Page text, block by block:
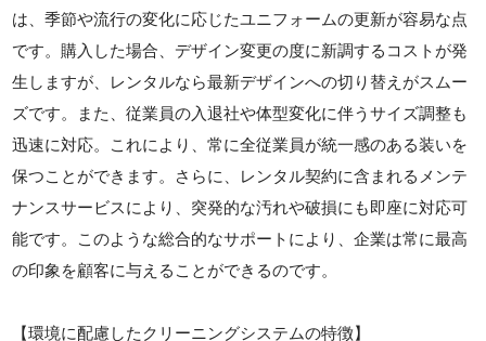
は、季節や流行の変化に応じたユニフォームの更新が容易な点
です。購入した場合、デザイン変更の度に新調するコストが発
生しますが、レンタルなら最新デザインへの切り替えがスムー
ズです。また、従業員の入退社や体型変化に伴うサイズ調整も
迅速に対応。これにより、常に全従業員が統一感のある装いを
保つことができます。さらに、レンタル契約に含まれるメンテ
ナンスサービスにより、突発的な汚れや破損にも即座に対応可
能です。このような総合的なサポートにより、企業は常に最高
の印象を顧客に与えることができるのです。
【環境に配慮したクリーニングシステムの特徴】